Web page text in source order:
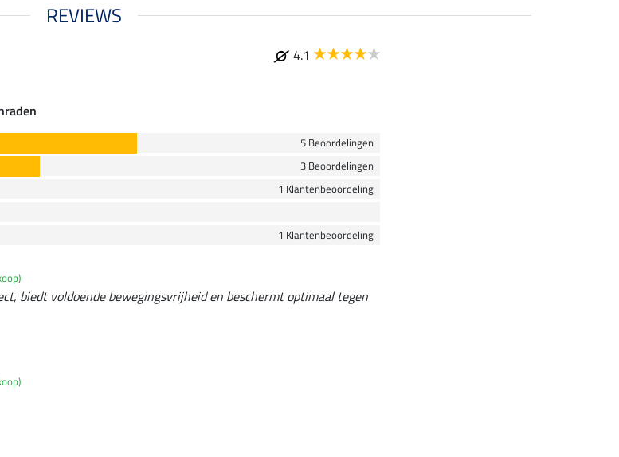
REVIEWS
4.1
5 Beoordelingen
3 Beoordelingen
1 Klantenbeoordeling
1 Klantenbeoordeling
biedt voldoende bewegingsvrijheid en beschermt optimaal tegen